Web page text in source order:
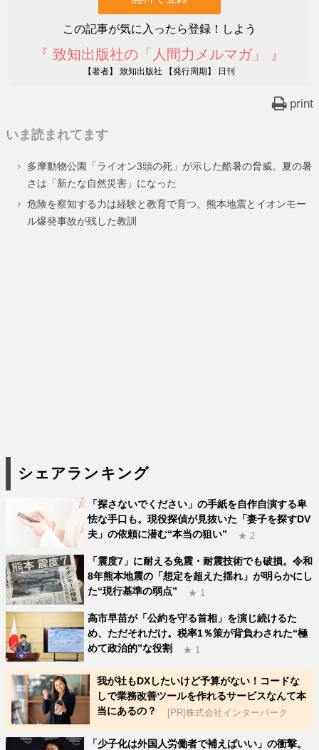
この記事が気に入ったら登録！しよう
『 致知出版社の「人間力メルマガ」 』
【著者】 致知出版社 【発行周期】 日刊
print
いま読まれてます
多摩動物公園「ライオン3頭の死」が示した酷暑の脅威。夏の暑
さは「新たな自然災害」になった
危険を察知する力は経験と教育で育つ。熊本地震とイオンモー
ル爆発事故が残した教訓
シェアランキング
「探さないでください」の手紙を自作自演する卑
怯な手口も。現役探偵が見抜いた「妻子を探すDV
夫」の依頼に潜む“本当の狙い”
★ 2
「震度7」に耐える免震・耐震技術でも破損。令和
8年熊本地震の「想定を超えた揺れ」が明らかにし
た“現行基準の弱点”
★ 1
高市早苗が「公約を守る首相」を演じ続けるた
め、ただそれだけ。税率1％策が背負わされた“極
めて政治的”な役割
★ 1
我が社もDXしたいけど予算がない！コードな
しで業務改善ツールを作れるサービスなんて本
当にあるの？
[PR]株式会社インターパーク
「少子化は外国人労働者で補えばいい」の衝撃。